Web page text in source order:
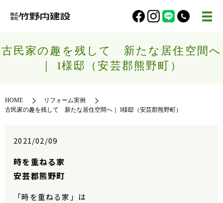
古民家の趣を残して 新たな居住空間へ
｜ I様邸（安芸郡熊野町）
HOME
リフォーム実例
古民家の趣を残して 新たな居住空間へ｜ I様邸（安芸郡熊野町）
2021/02/09
時を重ねる家
安芸郡熊野町
「時を重ねる家」は